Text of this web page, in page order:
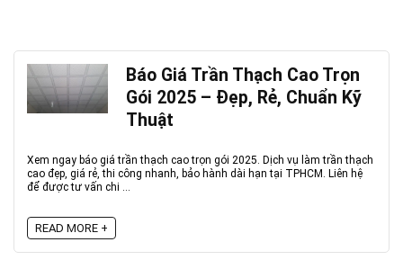
Báo Giá Trần Thạch Cao Trọn
Gói 2025 – Đẹp, Rẻ, Chuẩn Kỹ
Thuật
Xem ngay báo giá trần thạch cao trọn gói 2025. Dịch vụ làm trần thạch
cao đẹp, giá rẻ, thi công nhanh, bảo hành dài hạn tại TPHCM. Liên hệ
để được tư vấn chi ...
READ MORE +